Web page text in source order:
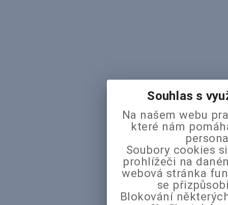
Souhlas s
Na našem webu
které nám
Soubory cookies
prohlížeči na
webová stránka
se
Blokování